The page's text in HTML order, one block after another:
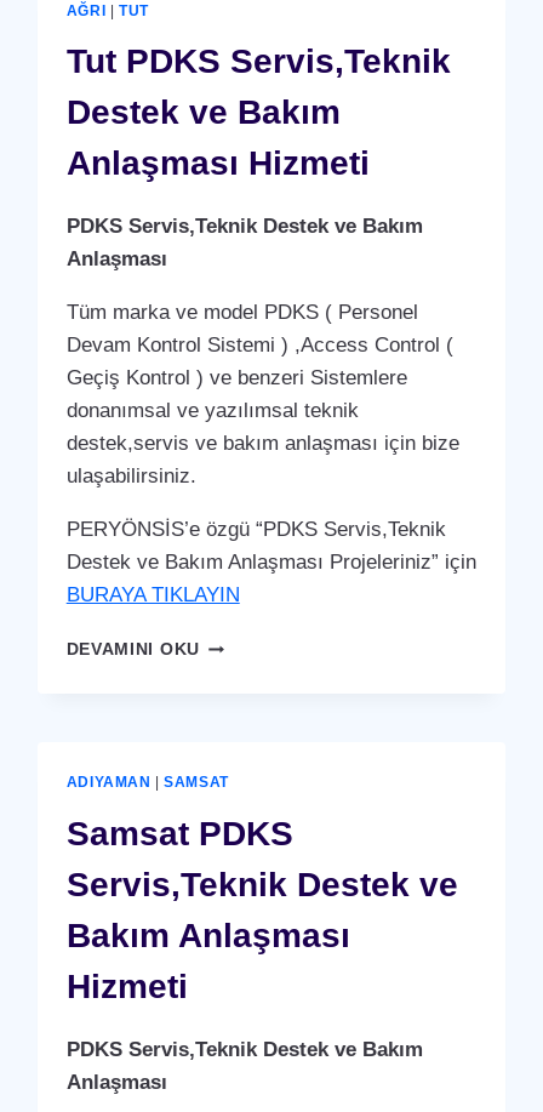
HIZMETI
AĞRI | TUT
Tut PDKS Servis,Teknik
Destek ve Bakım
Anlaşması Hizmeti
PDKS Servis,Teknik Destek ve Bakım
Anlaşması
Tüm marka ve model PDKS ( Personel
Devam Kontrol Sistemi ) ,Access Control (
Geçiş Kontrol ) ve benzeri Sistemlere
donanımsal ve yazılımsal teknik
destek,servis ve bakım anlaşması için bize
ulaşabilirsiniz.
PERYÖNSİS’e özgü “PDKS Servis,Teknik
Destek ve Bakım Anlaşması Projeleriniz” için
BURAYA TIKLAYIN
DEVAMINI OKUTUT
HIZMETI
ADIYAMAN |SAMSAT
Samsat PDKS
Servis,Teknik Destek ve
Bakım Anlaşması
Hizmeti
PDKS Servis,Teknik Destek ve Bakım
Anlaşması